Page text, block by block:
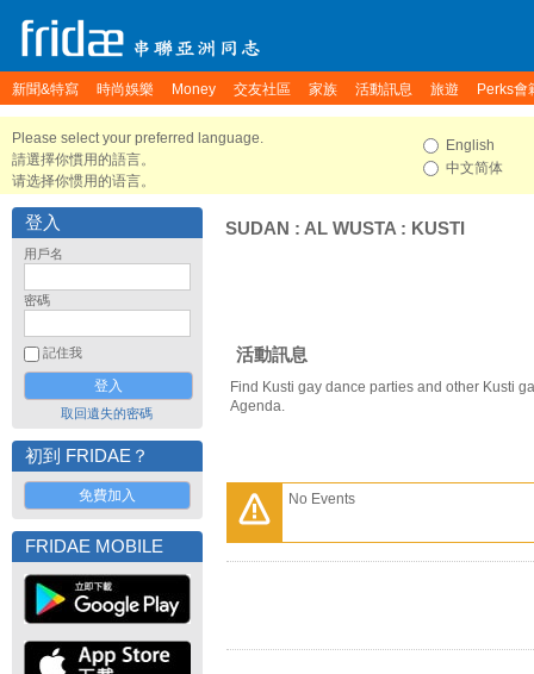
新聞&特寫 時尚娛樂 Money 交友社區 家族 活動訊息 旅遊 Perks會
Please select your preferred language.
請選擇你慣用的語言。
请选择你惯用的语言。
English
中文简体
登入
用戶名
密碼
記住我
取回遺失的密碼
初到 FRIDAE？
免費加入
FRIDAE MOBILE
SUDAN : AL WUSTA : KUSTI
活動訊息
Find Kusti gay dance parties and other Kusti
Agenda.
No Events